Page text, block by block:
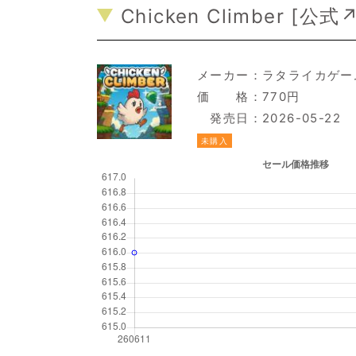
Chicken Climber [公式
メーカー： ラタライカゲー
価 格：770円
発売日：2026-05-22
未購入